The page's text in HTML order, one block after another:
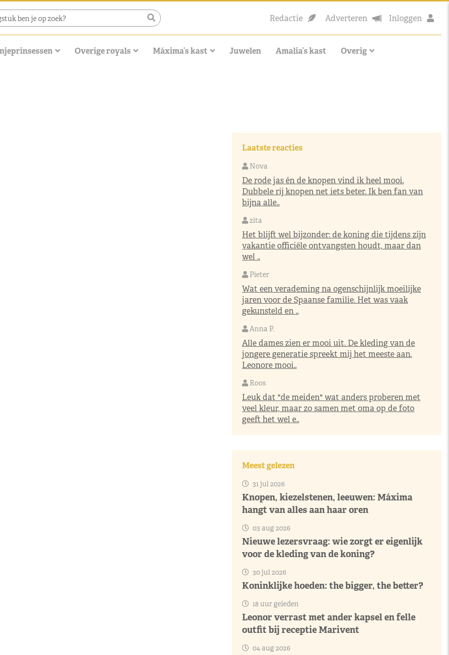
Redactie Adverteren Inloggen
Overige royals Máxima’s kast Juwelen Amalia’s kast Overig
Laatste reacties
Nova
De rode jas én de knopen vind ik heel mooi.
Dubbele rij knopen net iets beter. Ik ben fan van
bijna alle..
zita
Het blijft wel bijzonder: de koning die tijdens zijn
vakantie officiële ontvangsten houdt, maar dan
wel ..
Pieter
Wat een verademing na ogenschijnlijk moeilijke
jaren voor de Spaanse familie. Het was vaak
gekunsteld en ..
Anna P.
Alle dames zien er mooi uit. De kleding van de
jongere generatie spreekt mij het meeste aan.
Leonore mooi..
Roos
Leuk dat "de meiden" wat anders proberen met
veel kleur, maar zo samen met oma op de foto
geeft het wel e..
Meest gelezen
31 jul 2026
Knopen, kiezelstenen, leeuwen: Máxima
hangt van alles aan haar oren
03 aug 2026
Nieuwe lezersvraag: wie zorgt er eigenlijk
voor de kleding van de koning?
30 jul 2026
Koninklijke hoeden: the bigger, the better?
18 uur geleden
Leonor verrast met ander kapsel en felle
outfit bij receptie Marivent
04 aug 2026